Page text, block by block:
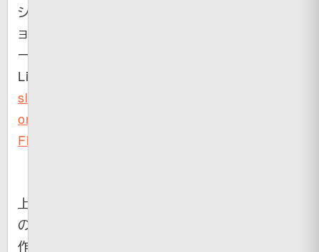
シ
ョ
ー
Link（
slideshow
on
Flickr
上
の
作